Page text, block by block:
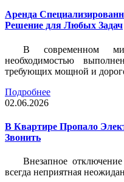
Аренда
Решение для Любых Задач
В современном
необходимостью
требующих мощной и
Подробнее
02.06.2026
В Квартире Пропало
Звонить
Внезапное
всегда неприятная